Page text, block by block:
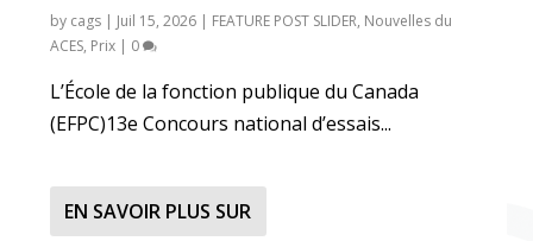
by cags | Juil 15, 2026 | FEATURE POST SLIDER, Nouvelles du
ACES, Prix | 0
L’École de la fonction publique du Canada
(EFPC)13e Concours national d’essais...
EN SAVOIR PLUS SUR